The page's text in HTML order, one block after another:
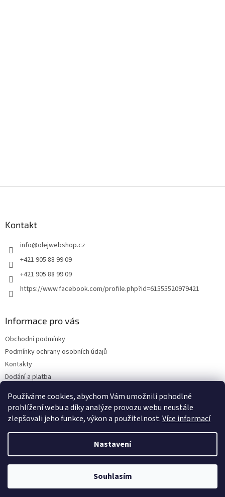
Používáme cookies, abychom Vám umožnili pohodlné
prohlížení webu a díky analýze provozu webu neustále
zlepšovali jeho funkce, výkon a použitelnost.Více informací
Nastavení
Souhlasím
Kontakt
info@olejwebshop.cz
+421 905 88 99 09
+421 905 88 99 09
https://www.facebook.com/profile.php?id=61555520979421
Informace pro vás
Obchodní podmínky
Podmínky ochrany osobních údajů
Kontakty
Dodání a platba
Hodnocení obchodu
Vytvořil Shoptet
Olejwebshop.cz. Všechna práva vyhrazena.